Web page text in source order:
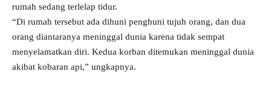
rumah sedang terlelap tidur.
“Di rumah tersebut ada dihuni penghuni tujuh orang, dan dua
orang diantaranya meninggal dunia karena tidak sempat
menyelamatkan diri. Kedua korban ditemukan meninggal dunia
akibat kobaran api,” ungkapnya.